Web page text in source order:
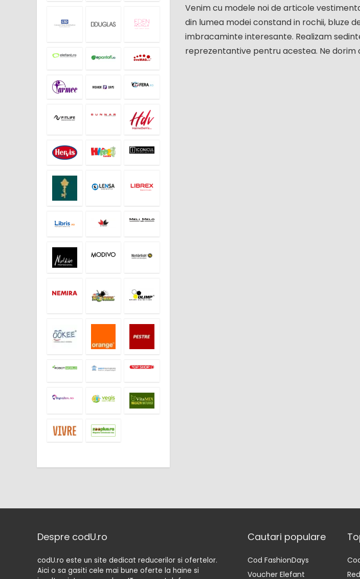
Venim cu modele noi de articole
din lumea modei constand in rochii, bluze
imbracaminte interesante. Realizam
reprezentantive pentru acestea. Ne
Despre codU.ro
codU.ro este un site dedicat reducerilor si ofertelor.
Aici o sa gasiti cele mai bune oferte la haine si
Cautari populare
Cod FashionDays
Voucher Elefant